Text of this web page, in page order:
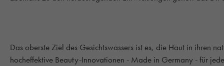
Das oberste Ziel des Gesichtswassers ist es, die Haut in ihren
hocheffektive Beauty-Innovationen - Made in Germany - für